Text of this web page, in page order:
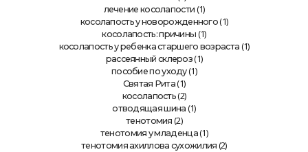
лечение косолапости (1)
косолапость у новорожденного (1)
косолапость: причины (1)
косолапость у ребенка старшего возраста (1)
рассеянный склероз (1)
пособие по уходу(1)
Святая Рита (1)
косолапость (2)
отводящая шина (1)
тенотомия (2)
тенотомия у младенца(1)
тенотомия ахиллова сухожилия (2)